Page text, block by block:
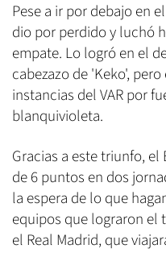
Pese a ir por debajo en
dio por perdido y luchó
empate. Lo logró en el
cabezazo de 'Keko',
instancias del VAR por
blanquivioleta.
Gracias a este triunfo,
de 6 puntos en dos
la espera de lo que
equipos que lograron el
el Real Madrid, que